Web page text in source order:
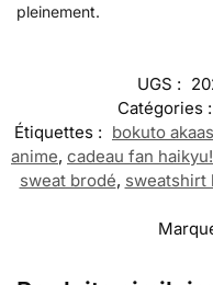
pleinement.
UGS :
Catégories :
Étiquettes : bokuto
anime, cadeau fan
sweat brodé, sweatshirt